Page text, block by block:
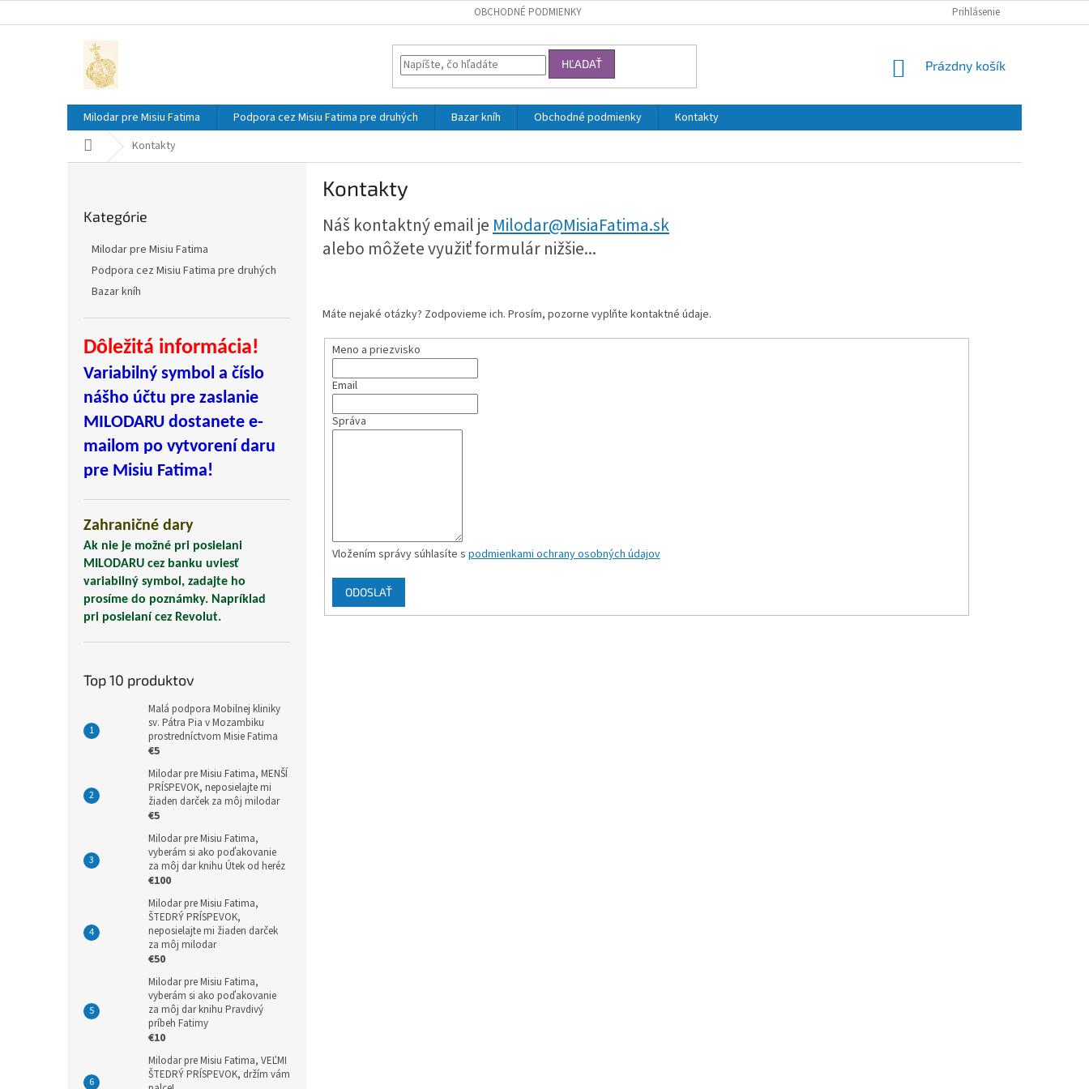
na
OBCHODNÉ PODMIENKY Prihlásenie
HĽADAŤ
NÁKUPNÝ
Prázdny košík
Milodar pre Misiu Fatima Podpora cez Misiu Fatima pre druhých Bazar kníh Obchodné podmienky
Kontakty
DomovKontakty
kategórie
Kategórie
Milodar pre Misiu Fatima
Podpora cez Misiu Fatima pre druhých
Bazar kníh
Dôležitá informácia!
Variabilný symbol a číslo
nášho účtu pre zaslanie
MILODARU dostanete e-
mailom po vytvorení daru
pre Misiu Fatima!
Zahraničné dary
Ak nie je možné pri posielani
MILODARU cez banku uviesť
variabilný symbol, zadajte ho
prosíme do poznámky. Napríklad
pri posielaní cez Revolut.
Top 10 produktov
Malá podpora Mobilnej kliniky
sv. Pátra Pia v Mozambiku
prostredníctvom Misie Fatima
€5
Milodar pre Misiu Fatima, MENŠÍ
PRÍSPEVOK, neposielajte mi
žiaden darček za môj milodar
€5
Milodar pre Misiu Fatima,
vyberám si ako poďakovanie
za môj dar knihu Útek od heréz
€100
Milodar pre Misiu Fatima,
ŠTEDRÝ PRÍSPEVOK,
neposielajte mi žiaden darček
za môj milodar
€50
Milodar pre Misiu Fatima,
vyberám si ako poďakovanie
za môj dar knihu Pravdivý
príbeh Fatimy
€10
Milodar pre Misiu Fatima, VEĽMI
ŠTEDRÝ PRÍSPEVOK, držím vám
Kontakty
Náš kontaktný email je Milodar@MisiaFatima.sk
alebo môžete využiť formulár nižšie...
Máte nejaké otázky? Zodpovieme ich. Prosím, pozorne vyplňte kontaktné údaje.
Meno a priezvisko
Email
Správa
Vložením správy súhlasíte s podmienkami ochrany osobných údajov
ODOSLAŤ